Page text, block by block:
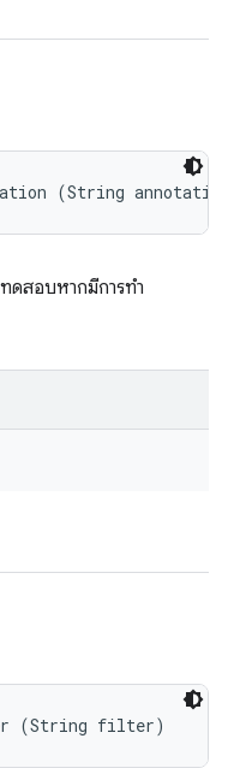
(String
ดสอบหากมีการทำ
(String filter)